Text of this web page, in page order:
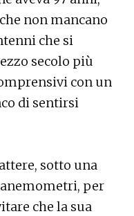
non mancano
che si
secolo più
con un
di sentirsi
sotto una
anemometri, per
che la sua